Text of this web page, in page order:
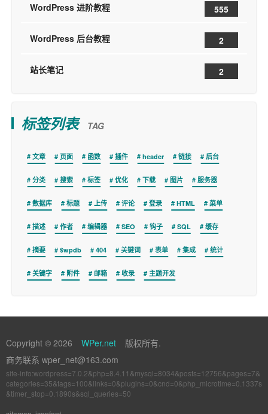
WordPress 进阶教程 555
WordPress 后台教程 2
站长笔记 2
标签列表 TAG
文章 页面 函数 插件 header 链接 后台
分类 搜索 标签 优化 下载 图片 服务器
数据库 标题 上传 评论 登录 HTML 菜单
描述 作者 编辑器 SEO 钩子 SQL 缓存
摘要 $wpdb 404 关键词 表单 集成 统计
关键字 附件 邮箱 收录 主题开发
Copyright © 2026 WPer.net
版权所有.
商务联系 wper_net@163.com
site-info:wordpress=7.0.2&php=8.4.11&mysql=8034&posts=12756&pages=7&
categories=35&tags=100&links=0&plugins=0&cnd=0&php_microtime=0.1337s
&timer_stop=0.1890s&sql_queries=50